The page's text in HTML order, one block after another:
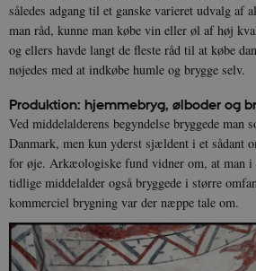
således adgang til et ganske varieret udvalg af
man råd, kunne man købe vin eller øl af høj
og ellers havde langt de fleste råd til at købe
nøjedes med at indkøbe humle og brygge selv.
Produktion: hjemmebryg, ølboder og
Ved middelalderens begyndelse bryggede
Danmark, men kun yderst sjældent i et sådant
for øje. Arkæologiske fund vidner om, at man i
tidlige middelalder også bryggede i større
kommerciel brygning var der næppe tale om.